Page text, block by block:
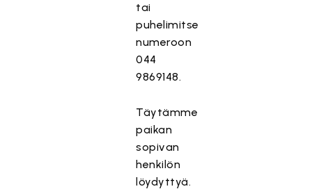
tai
puhelimitse
numeroon
044
9869148.
Täytämme
paikan
sopivan
henkilön
löydyttyä.